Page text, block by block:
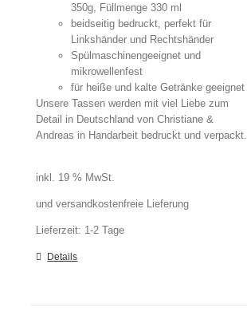
350g, Füllmenge 330 ml
beidseitig bedruckt, perfekt für
Linkshänder und Rechtshänder
Spülmaschinengeeignet und
mikrowellenfest
für heiße und kalte Getränke geeignet
Unsere Tassen werden mit viel Liebe zum
Detail in Deutschland von Christiane &
Andreas in Handarbeit bedruckt und verpackt.
inkl. 19 % MwSt.
und versandkostenfreie Lieferung
Lieferzeit: 1-2 Tage
Details